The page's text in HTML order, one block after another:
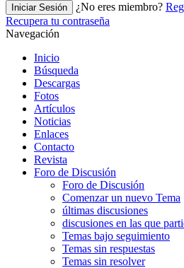
Iniciar Sesión ¿No eres miembro?
Recupera tu contraseña
Navegación
Inicio
Búsqueda
Descargas
Fotos
Artículos
Noticias
Enlaces
Contacto
Revista
Foro de Discusión
Foro de Discusión
Comenzar un nuevo Tema
últimas discusiones
discusiones en las que
Temas bajo seguimiento
Temas sin respuestas
Temas sin resolver